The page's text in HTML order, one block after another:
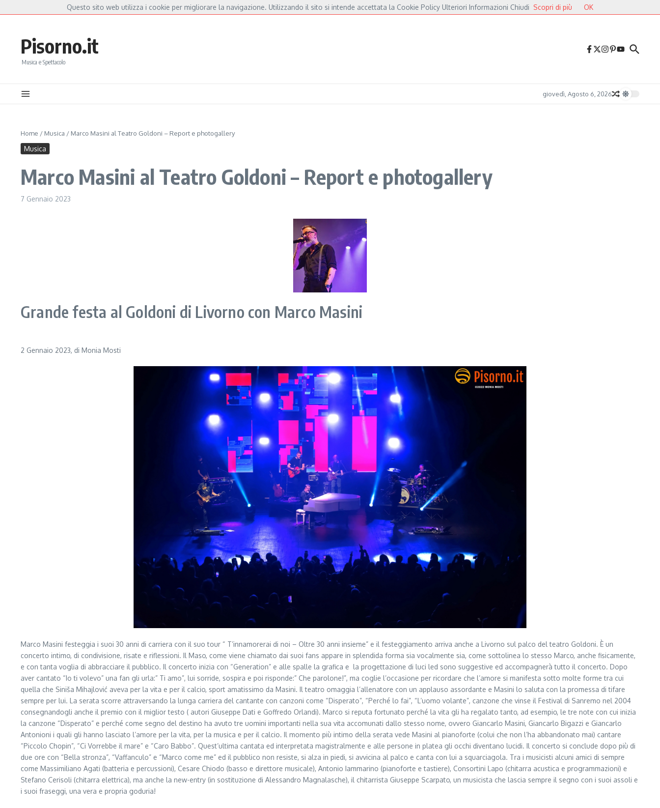
Mannoia, a Capannori nasce “Anime Salve”: la data zero è un atto d’amore per De André e Fossati Fulminacci a Pisa, una serata “indispensabile” in Piazza dei Cavalieri Druga Godba 2026, il gran finale: dalla poesia del folk alle pulsazioni
Pisorno.it
Musica e Spettacolo
giovedì, Agosto 6, 2026
Home / Musica / Marco Masini al Teatro Goldoni – Report e photogallery
Musica
Marco Masini al Teatro Goldoni – Report e photogallery
7 Gennaio 2023
Grande festa al Goldoni di Livorno con Marco Masini
2 Gennaio 2023, di Monia Mosti
Marco Masini festeggia i suoi 30 anni di carriera con il suo tour “ T’innamorerai di noi – Oltre 30 anni insieme” e il festeggiamento arriva anche a Livorno sul palco del teatro Goldoni. È un
concerto intimo, di condivisione, risate e riflessioni. Il Maso, come viene chiamato dai suoi fans appare in splendida forma sia vocalmente sia, come sottolinea lo stesso Marco, anche fisicamente,
e con tanta voglia di abbracciare il pubblico. Il concerto inizia con “Generation” e alle spalle la grafica e la progettazione di luci led sono suggestive ed accompagnerà tutto il concerto. Dopo
aver cantato “Io ti volevo” una fan gli urla:” Ti amo”, lui sorride, sospira e poi risponde:” Che parolone!”, ma coglie l’occasione per ricordare che l’amore si manifesta sotto molte forme tra cui
quella che Siniša Mihajlović aveva per la vita e per il calcio, sport amatissimo da Masini. Il teatro omaggia l’allenatore con un applauso assordante e Masini lo saluta con la promessa di tifare
sempre per lui. La serata scorre attraversando la lunga carriera del cantante con canzoni come “Disperato”, “Perché lo fai”, “L’uomo volante”, canzone che vinse il Festival di Sanremo nel 2004
consegnandogli anche il premio con il miglior testo ( autori Giuseppe Dati e Goffredo Orlandi). Marco si reputa fortunato perché la vita gli ha regalato tanto, ad esempio, le tre note con cui inizia
la canzone “Disperato” e perché come segno del destino ha avuto tre uomini importanti nella sua vita accomunati dallo stesso nome, ovvero Giancarlo Masini, Giancarlo Bigazzi e Giancarlo
Antonioni i quali gli hanno lasciato l’amore per la vita, per la musica e per il calcio. Il momento più intimo della serata vede Masini al pianoforte (colui che non l’ha abbandonato mai) cantare
“Piccolo Chopin”, “Ci Vorrebbe il mare” e “Caro Babbo”. Quest’ultima cantata ed interpretata magistralmente e alle persone in platea gli occhi diventano lucidi. Il concerto si conclude dopo più di
due ore con “Bella stronza”, “Vaffanculo” e “Marco come me” ed il pubblico non resiste, si alza in piedi, si avvicina al palco e canta con lui a squarciagola. Tra i musicisti alcuni amici di sempre
come Massimiliano Agati (batteria e percussioni), Cesare Chiodo (basso e direttore musicale), Antonio Iammarino (pianoforte e tastiere), Consortini Lapo (chitarra acustica e programmazioni) e
Stefano Cerisoli (chitarra elettrica), ma anche la new-entry (in sostituzione di Alessandro Magnalasche), il chitarrista Giuseppe Scarpato, un musicista che lascia sempre il segno con i suoi assoli e
i suoi fraseggi, una vera e propria goduria!
Questo sito web utilizza i cookie per migliorare la navigazione. Utilizzando il sito si intende accettata la Cookie Policy Ulteriori Informazioni Chiudi Scopri di più OK